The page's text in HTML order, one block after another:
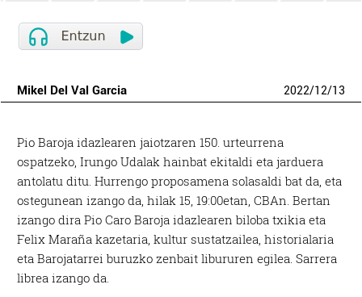
Mikel Del Val Garcia 2022/12/13
Pio Baroja idazlearen jaiotzaren 150. urteurrena
ospatzeko, Irungo Udalak hainbat ekitaldi eta jarduera
antolatu ditu. Hurrengo proposamena solasaldi bat da, eta
ostegunean izango da, hilak 15, 19:00etan, CBAn. Bertan
izango dira Pio Caro Baroja idazlearen biloba txikia eta
Felix Maraña kazetaria, kultur sustatzailea, historialaria
eta Barojatarrei buruzko zenbait libururen egilea. Sarrera
librea izango da.